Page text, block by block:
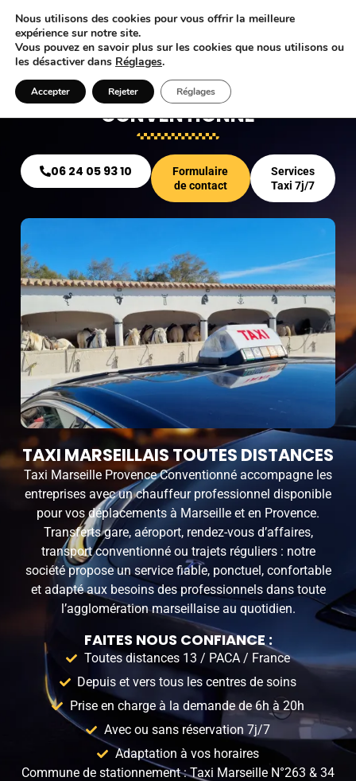
TAXI MARSEILLE PROVENCE
CONVENTIONNÉ
06 24 05 93 10
Formulaire
de contact
Services
Taxi 7j/7
TAXI MARSEILLAIS TOUTES DISTANCES
Taxi Marseille Provence Conventionné accompagne les
entreprises avec un chauffeur professionnel disponible
pour vos déplacements à Marseille et en Provence.
Transferts gare, aéroport, rendez-vous d’affaires,
transport conventionné ou trajets réguliers : notre
société propose un service fiable, ponctuel, confortable
et adapté aux besoins des professionnels dans toute
l’agglomération marseillaise au quotidien.
FAITES NOUS CONFIANCE :
Toutes distances 13 / PACA / France
Depuis et vers tous les centres de soins
Prise en charge à la demande de 6h à 20h
Avec ou sans réservation 7j/7
Adaptation à vos horaires
Commune de stationnement : Taxi Marseille N°263 & 34
Nous utilisons des cookies pour vous offrir la meilleure
expérience sur notre site.
Vous pouvez en savoir plus sur les cookies que nous utilisons ou
les désactiver dans Réglages.
Accepter Rejeter Réglages